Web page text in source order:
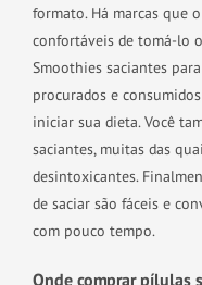
formato. Há marcas que
confortáveis de tomá-lo
Smoothies saciantes
procurados e
iniciar sua dieta. Você
saciantes, muitas das
desintoxicantes.
de saciar são fáceis e
com pouco tempo.
Onde comprar pílulas